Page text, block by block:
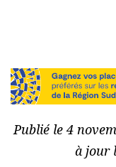
Publié le 4
à jour